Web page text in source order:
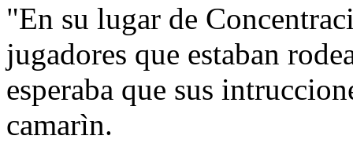
"En su lugar de
jugadores que estaban
esperaba que sus
camarìn.